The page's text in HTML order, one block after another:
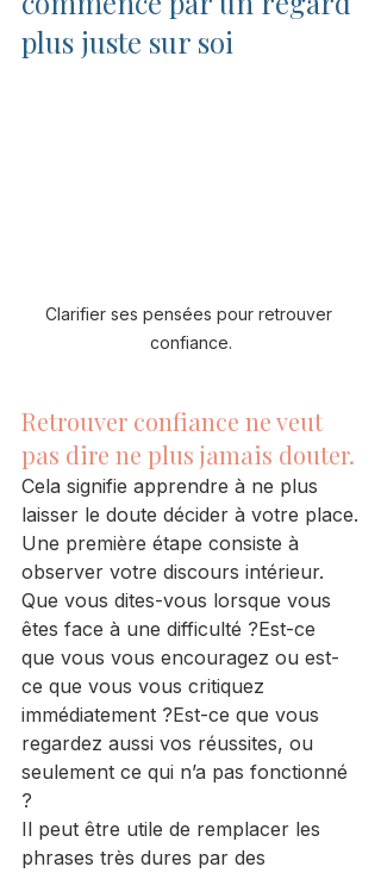
plus juste sur soi
Clarifier ses pensées pour retrouver
confiance.
Retrouver confiance ne veut
pas dire ne plus jamais douter.
Cela signifie apprendre à ne plus
laisser le doute décider à votre place.
Une première étape consiste à
observer votre discours intérieur.
Que vous dites-vous lorsque vous
êtes face à une difficulté ?Est-ce
que vous vous encouragez ou est-
ce que vous vous critiquez
immédiatement ?Est-ce que vous
regardez aussi vos réussites, ou
seulement ce qui n’a pas fonctionné
?
Il peut être utile de remplacer les
phrases très dures par des